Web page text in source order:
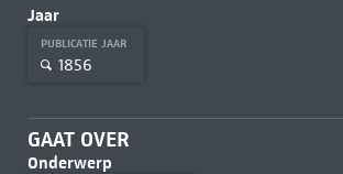
Jaar
PUBLICATIE JAAR
1856
GAAT OVER
Onderwerp